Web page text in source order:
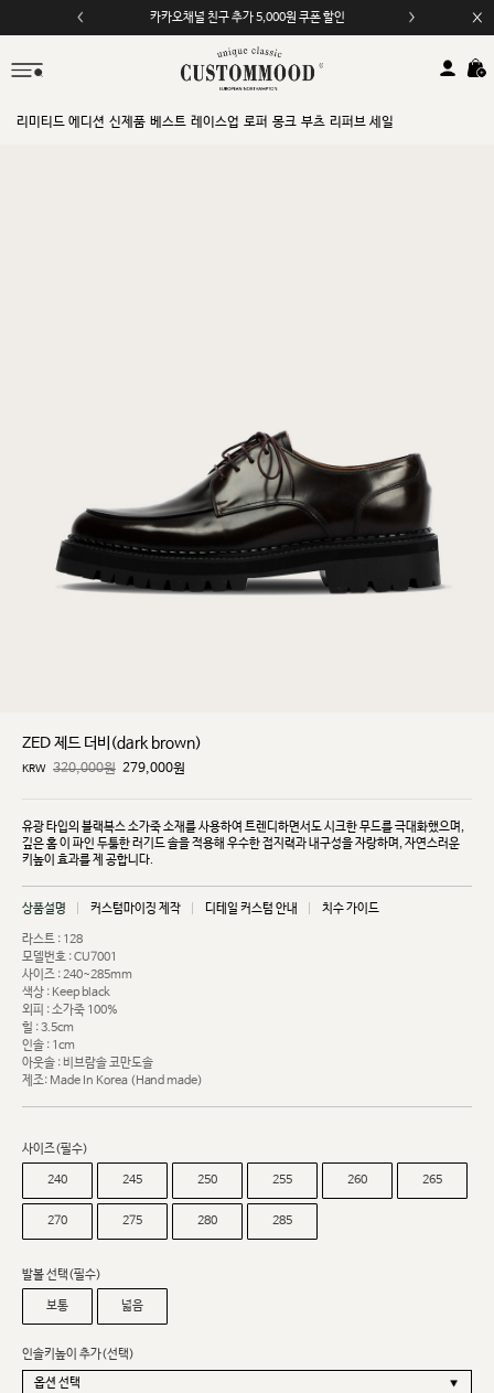
카카오채널 친구 추가 5,000원 쿠폰 할인
모바일 앱 자동 2,000원 할인
리미티드 에디션 신제품 베스트 레이스업 로퍼 몽크 부츠 리퍼브 세일
ZED 제드 더비(dark brown)
KRW 320,000원 279,000원
유광 타입의 블랙복스 소가죽 소재를 사용하여 트렌디하면서도 시크한 무드를 극대화했으며,
깊은 홈이 파인 두툼한 러기드 솔을 적용해 우수한 접지력과 내구성을 자랑하며, 자연스러운
키높이 효과를 제 공합니다.
상품설명 커스텀마이징 제작 디테일 커스텀 안내 치수 가이드
라스트 : 128
모델번호 : CU7001
사이즈 : 240~285mm
색상 : Keep black
외피 : 소가죽 100%
힐 : 3.5cm
인솔 : 1cm
아웃솔 : 비브람솔 코만도솔
제조: Made In Korea (Hand made)
사이즈(필수)
240 245 250 255 260 265
270 275 280 285
발볼 선택(필수)
보통 넓음
인솔키높이 추가(선택)